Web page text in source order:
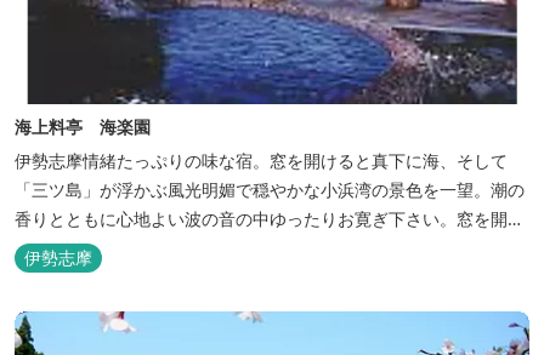
海上料亭 海楽園
伊勢志摩情緒たっぷりの味な宿。窓を開けると真下に海、そして
「三ツ島」が浮かぶ風光明媚で穏やかな小浜湾の景色を一望。潮の
香りとともに心地よい波の音の中ゆったりお寛ぎ下さい。窓を開け
浴衣姿でのんびり太公望！ 部屋から釣りができる「座敷釣り」は当
館ならではの名物。（貸しざお／エサ付要予約） 海水温泉露天風呂
は貸切もできます。また、季節により食べ放題プランもあるのでお
問い合わせください。
伊勢志摩